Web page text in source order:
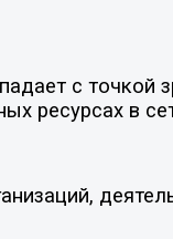
с точкой
ресурсах в